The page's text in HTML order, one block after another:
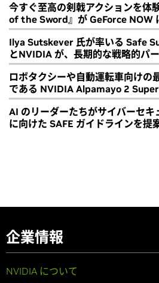
今すぐ至高の剣戟アクションを
of the Sword』が GeForce NOW
Ilya Sutskever 氏が率いる Safe
とNVIDIA が、長期的な戦略的パ
ロボタクシーや自動運転車向けの
である NVIDIA Alpamayo 2
AI のリーダーたちがサイバーセキ
に向けた SAFE ガイドラインを提
企業情報
NVIDIA について